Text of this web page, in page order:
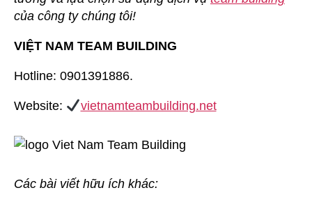
của công ty chúng tôi!
VIỆT NAM TEAM BUILDING
Hotline: 0901391886.
Website: vietnamteambuilding.net
Các bài viết hữu ích khác: